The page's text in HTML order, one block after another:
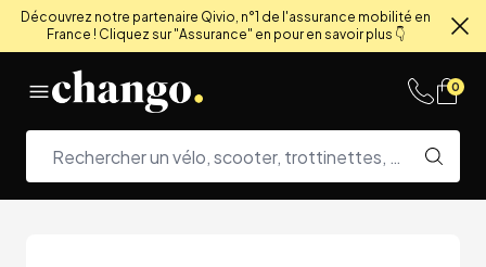
Découvrez notre partenaire Qivio, n°1 de l'assurance mobilité en
France ! Cliquez sur "Assurance" en pour en savoir plus 👇
0